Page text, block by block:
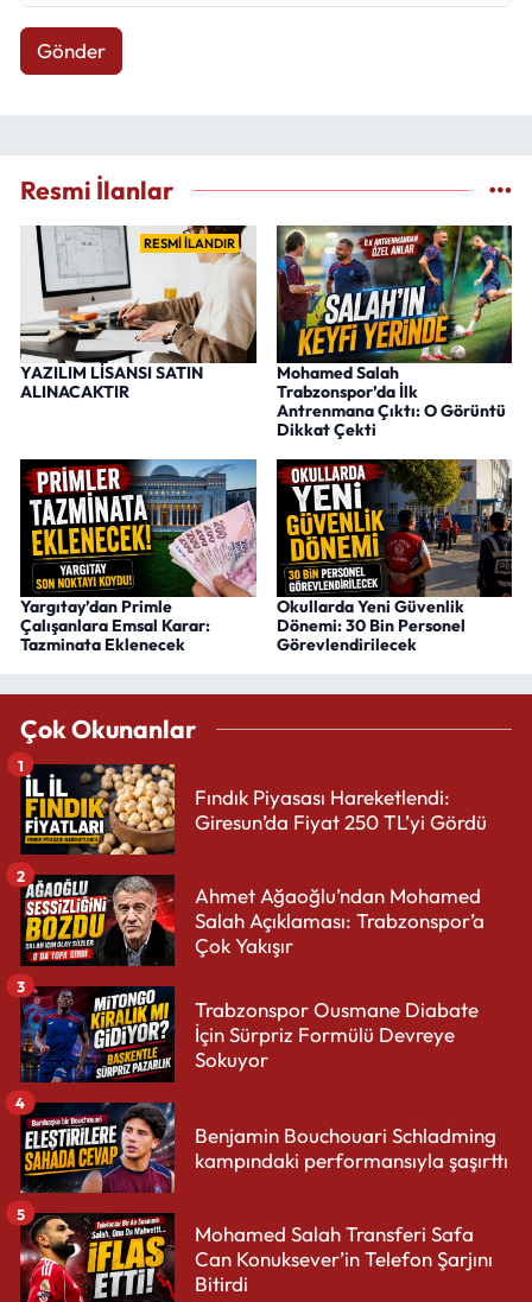
Gönder
Resmi İlanlar
RESMİ İLANDIR
YAZILIM LİSANSI SATIN
ALINACAKTIR
Mohamed Salah
Trabzonspor’da İlk
Antrenmana Çıktı: O Görüntü
Dikkat Çekti
Yargıtay’dan Primle
Çalışanlara Emsal Karar:
Tazminata Eklenecek
Okullarda Yeni Güvenlik
Dönemi: 30 Bin Personel
Görevlendirilecek
Çok Okunanlar
Fındık Piyasası Hareketlendi:
Giresun’da Fiyat 250 TL’yi Gördü
1
Ahmet Ağaoğlu’ndan Mohamed
Salah Açıklaması: Trabzonspor’a
Çok Yakışır
2
Trabzonspor Ousmane Diabate
İçin Sürpriz Formülü Devreye
Sokuyor
3
Benjamin Bouchouari Schladming
kampındaki performansıyla şaşırttı
4
Mohamed Salah Transferi Safa
Can Konuksever’in Telefon Şarjını
Bitirdi
5